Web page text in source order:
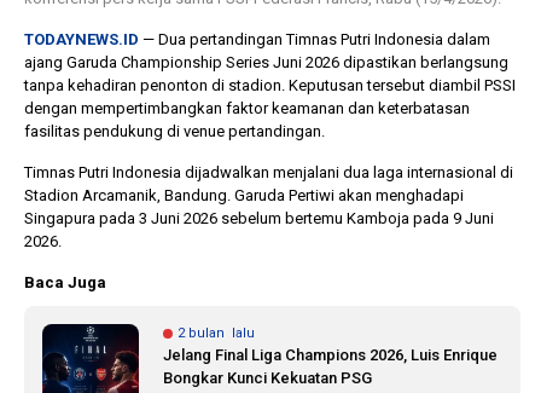
TODAYNEWS.ID — Dua pertandingan Timnas Putri Indonesia dalam
ajang Garuda Championship Series Juni 2026 dipastikan berlangsung
tanpa kehadiran penonton di stadion. Keputusan tersebut diambil PSSI
dengan mempertimbangkan faktor keamanan dan keterbatasan
fasilitas pendukung di venue pertandingan.
Timnas Putri Indonesia dijadwalkan menjalani dua laga internasional di
Stadion Arcamanik, Bandung. Garuda Pertiwi akan menghadapi
Singapura pada 3 Juni 2026 sebelum bertemu Kamboja pada 9 Juni
2026.
Baca Juga
2 bulan lalu
Jelang Final Liga Champions 2026, Luis Enrique
Bongkar Kunci Kekuatan PSG